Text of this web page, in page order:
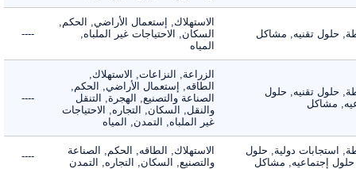
حلول تقنيه, مشاكل
الاستهلاك, إستعمال الأراضي, الحكم,
السكان, الاحتياجات غير الملباه,
المياه
----
حلول تقنيه, حلول
مشاكل
الزراعة, النزاعات, الاستهلاك,
الطاقه, إستعمال الأراضي, الحكم,
الصناعة والتصنيع, الهجرة, التنقل
والنقل, السكان, التجاره, الاحتياجات
غير الملباه, التمدن, المياه
----
استجابات دولية, حلول
إجتماعيه, مشاكل
الاستهلاك, الطاقه, الحكم, الصناعة
والتصنيع, السكان, التجاره, التمدن
----